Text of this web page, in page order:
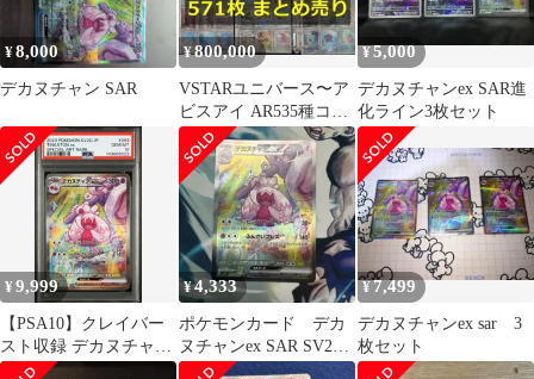
¥8,000
デカヌチャン SAR
¥800,000
VSTARユニバース〜ア
ビスアイ AR535種コン
プ・SAR31枚・AR仕様
5枚
¥5,000
デカヌチャンex SAR進
化ライン3枚セット
¥9,999
【PSA10】クレイバー
スト収録 デカヌチャン
ex SV2D SAR
¥4,333
ポケモンカード デカ
ヌチャンex SAR SV2D
クレイバース引退品
¥7,499
デカヌチャンex sar 3
枚セット